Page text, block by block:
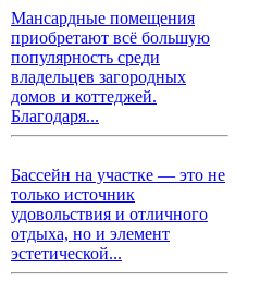
Мансардные помещения
приобретают всё большую
популярность среди
владельцев загородных
домов и коттеджей.
Благодаря...
Бассейн на участке — это не
только источник
удовольствия и отличного
отдыха, но и элемент
эстетической...